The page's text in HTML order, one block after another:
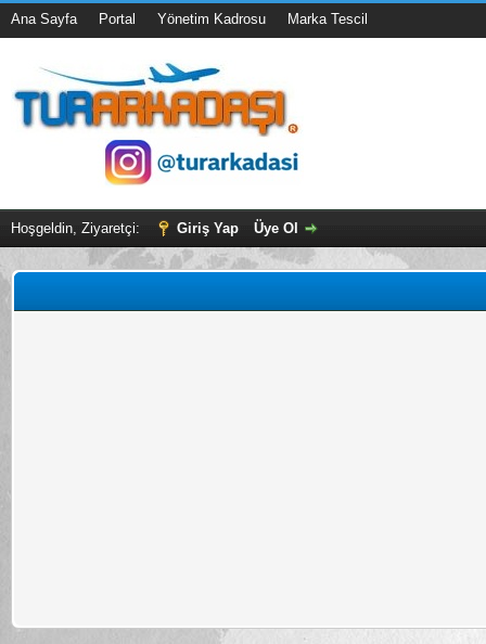
Ana Sayfa Portal Yönetim Kadrosu Marka Tescil
Hoşgeldin, Ziyaretçi: Giriş Yap Üye Ol